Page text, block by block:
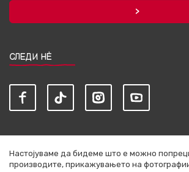
СЛЕДИ НЀ
Настојуваме да бидеме што е можно
производите, прикажувањето на